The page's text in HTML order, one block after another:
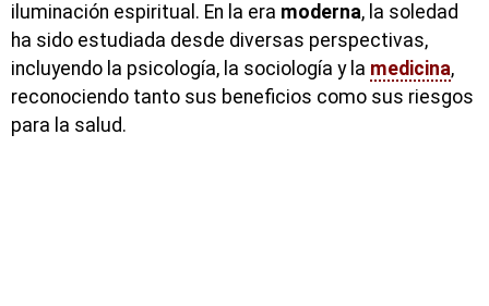
iluminación espiritual. En la era moderna, la soledad
ha sido estudiada desde diversas perspectivas,
incluyendo la psicología, la sociología y la medicina,
reconociendo tanto sus beneficios como sus riesgos
para la salud.